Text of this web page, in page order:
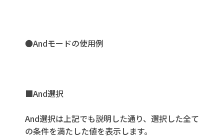
●Andモードの使用例
■And選択
And選択は上記でも説明した通り、選択した全て
の条件を満たした値を表示します。